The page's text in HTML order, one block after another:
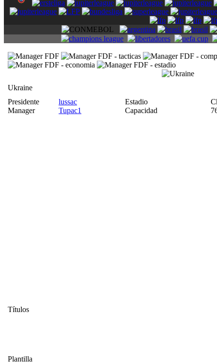
Ukraine
Presidente
lussac Estadio
Manager
Tupac1 Capacidad
Títulos
Plantilla